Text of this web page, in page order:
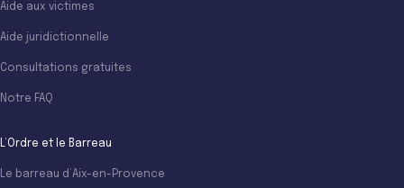
Aide aux victimes
Aide juridictionnelle
Consultations gratuites
Notre FAQ
L’Ordre et le Barreau
Le barreau d’Aix-en-Provence